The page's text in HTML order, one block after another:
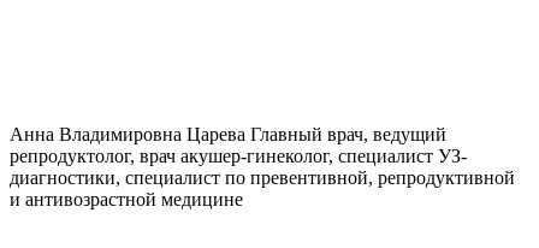
Анна Владимировна Царева Главный врач, ведущий
репродуктолог, врач акушер-гинеколог, специалист УЗ-
диагностики, специалист по превентивной, репродуктивной
и антивозрастной медицине